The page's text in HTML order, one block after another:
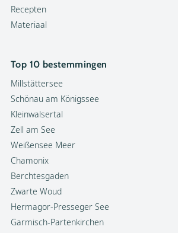
Recepten
Materiaal
Top 10 bestemmingen
Millstättersee
Schönau am Königssee
Kleinwalsertal
Zell am See
Weißensee Meer
Chamonix
Berchtesgaden
Zwarte Woud
Hermagor-Presseger See
Garmisch-Partenkirchen